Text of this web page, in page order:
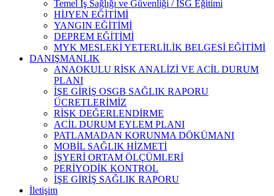
Temel İş Sağlığı ve Güvenliği / İSG Eğitimi
HİJYEN EĞİTİMİ
YANGIN EĞİTİMİ
DEPREM EĞİTİMİ
MYK MESLEKİ YETERLİLİK BELGESİ EĞİTİMİ
DANIŞMANLIK
ANAOKULU RİSK ANALİZİ VE ACİL DURUM
PLANI
İŞE GİRİŞ OSGB SAĞLIK RAPORU
ÜCRETLERİMİZ
RİSK DEĞERLENDİRME
ACİL DURUM EYLEM PLANI
PATLAMADAN KORUNMA DÖKÜMANI
MOBİL SAĞLIK HİZMETİ
İŞYERİ ORTAM ÖLÇÜMLERİ
PERİYODİK KONTROL
İŞE GİRİŞ SAĞLIK RAPORU
İletişim